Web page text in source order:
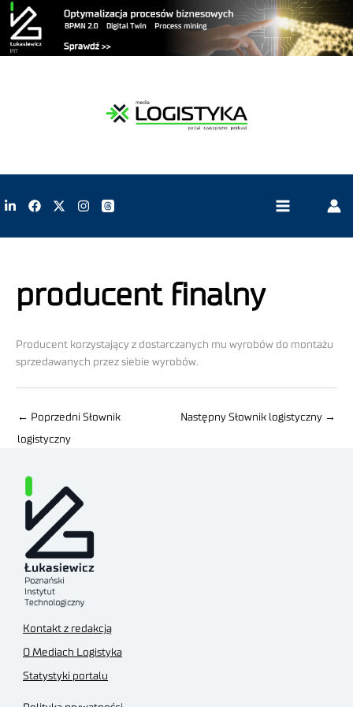
producent finalny
Producent korzystający z dostarczanych mu wyrobów do montażu
sprzedawanych przez siebie wyrobów.
← Poprzedni Słownik
logistyczny
Następny Słownik logistyczny →
Kontakt z redakcją
O Mediach Logistyka
Statystyki portalu